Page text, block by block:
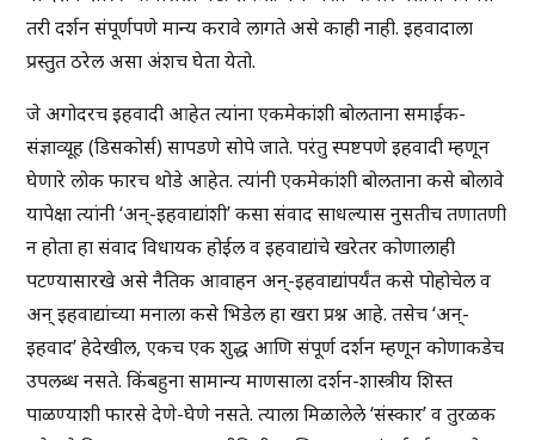
तरी दर्शन संपूर्णपणे मान्य करावे लागते असे काही नाही. इहवादाला
प्रस्तुत ठरेल असा अंशच घेता येतो.
जे अगोदरच इहवादी आहेत त्यांना एकमेकांशी बोलताना समाईक-
संज्ञाव्यूह (डिसकोर्स) सापडणे सोपे जाते. परंतु स्पष्टपणे इहवादी म्हणून
घेणारे लोक फारच थोडे आहेत. त्यांनी एकमेकांशी बोलताना कसे बोलावे
यापेक्षा त्यांनी ‘अन्-इहवाद्यांशी’ कसा संवाद साधल्यास नुसतीच तणातणी
न होता हा संवाद विधायक होईल व इहवाद्यांचे खरेतर कोणालाही
पटण्यासारखे असे नैतिक आवाहन अन्-इहवाद्यांपर्यंत कसे पोहोचेल व
अन् इहवाद्यांच्या मनाला कसे भिडेल हा खरा प्रश्न आहे. तसेच ‘अन्-
इहवाद’ हेदेखील, एकच एक शुद्ध आणि संपूर्ण दर्शन म्हणून कोणाकडेच
उपलब्ध नसते. किंबहुना सामान्य माणसाला दर्शन-शास्त्रीय शिस्त
पाळण्याशी फारसे देणे-घेणे नसते. त्याला मिळालेले ‘संस्कार’ व तुरळक